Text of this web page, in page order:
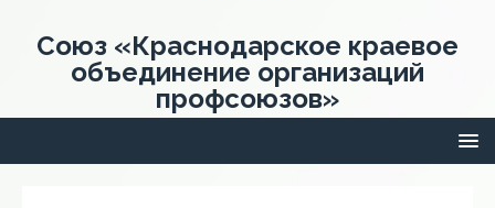
Союз «Краснодарское краевое
объединение организаций
профсоюзов»